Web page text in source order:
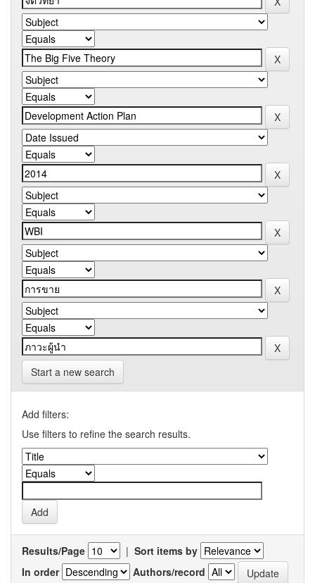
Start a new search
Add filters:
Use filters to refine the search results.
Results/Page | Sort items by
In order
Authors/record